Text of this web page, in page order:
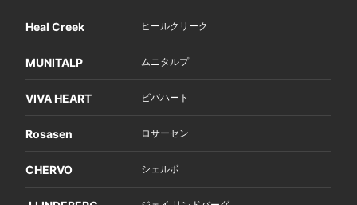
Heal Creek ヒールクリーク
MUNITALP ムニタルプ
VIVA HEART ビバハート
Rosasen ロサーセン
CHERVO シェルボ